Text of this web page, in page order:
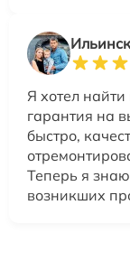
Я хотел
гарантия на
быстро,
Теперь я
возникших